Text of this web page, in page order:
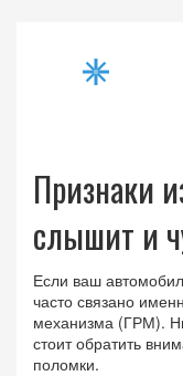
Признаки
слышит и
Если ваш
часто связано
механизма (ГРМ).
стоит обратить
поломки.